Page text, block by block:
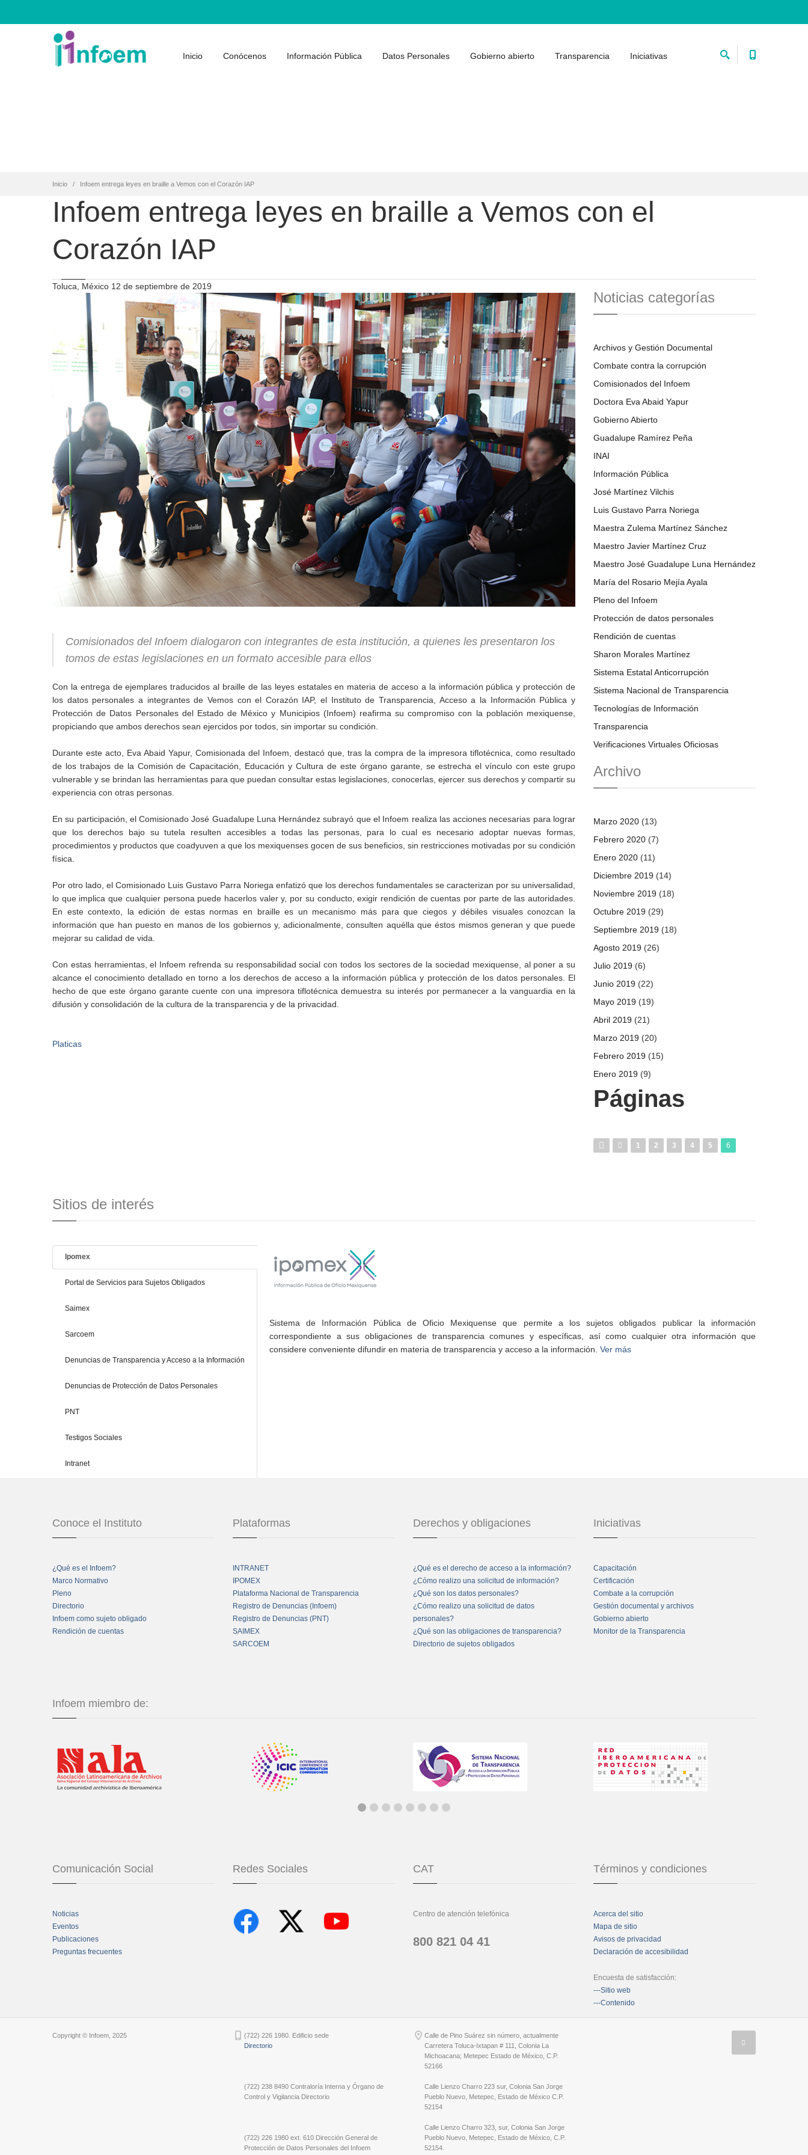
Inicio Conócenos Información Pública Datos Personales Gobierno abierto Transparencia Iniciativas
Inicio Infoem entrega leyes en braille a Vemos con el Corazón IAP
Infoem entrega leyes en braille a Vemos con el
Corazón IAP
Toluca, México 12 de septiembre de 2019
Comisionados del Infoem dialogaron con integrantes de esta institución, a quienes les presentaron los
tomos de estas legislaciones en un formato accesible para ellos
Con la entrega de ejemplares traducidos al braille de las leyes estatales en materia de acceso a la información pública y protección de
los datos personales a integrantes de Vemos con el Corazón IAP, el Instituto de Transparencia, Acceso a la Información Pública y
Protección de Datos Personales del Estado de México y Municipios (Infoem) reafirma su compromiso con la población mexiquense,
propiciando que ambos derechos sean ejercidos por todos, sin importar su condición.
Durante este acto, Eva Abaid Yapur, Comisionada del Infoem, destacó que, tras la compra de la impresora tiflotécnica, como resultado
de los trabajos de la Comisión de Capacitación, Educación y Cultura de este órgano garante, se estrecha el vínculo con este grupo
vulnerable y se brindan las herramientas para que puedan consultar estas legislaciones, conocerlas, ejercer sus derechos y compartir su
experiencia con otras personas.
En su participación, el Comisionado José Guadalupe Luna Hernández subrayó que el Infoem realiza las acciones necesarias para lograr
que los derechos bajo su tutela resulten accesibles a todas las personas, para lo cual es necesario adoptar nuevas formas,
procedimientos y productos que coadyuven a que los mexiquenses gocen de sus beneficios, sin restricciones motivadas por su condición
física.
Por otro lado, el Comisionado Luis Gustavo Parra Noriega enfatizó que los derechos fundamentales se caracterizan por su universalidad,
lo que implica que cualquier persona puede hacerlos valer y, por su conducto, exigir rendición de cuentas por parte de las autoridades.
En este contexto, la edición de estas normas en braille es un mecanismo más para que ciegos y débiles visuales conozcan la
información que han puesto en manos de los gobiernos y, adicionalmente, consulten aquélla que éstos mismos generan y que puede
mejorar su calidad de vida.
Con estas herramientas, el Infoem refrenda su responsabilidad social con todos los sectores de la sociedad mexiquense, al poner a su
alcance el conocimiento detallado en torno a los derechos de acceso a la información pública y protección de los datos personales. El
hecho de que este órgano garante cuente con una impresora tiflotécnica demuestra su interés por permanecer a la vanguardia en la
difusión y consolidación de la cultura de la transparencia y de la privacidad.
Platicas
Noticias categorías
Archivos y Gestión Documental
Combate contra la corrupción
Comisionados del Infoem
Doctora Eva Abaid Yapur
Gobierno Abierto
Guadalupe Ramírez Peña
INAI
Información Pública
José Martínez Vilchis
Luis Gustavo Parra Noriega
Maestra Zulema Martínez Sánchez
Maestro Javier Martínez Cruz
Maestro José Guadalupe Luna Hernández
María del Rosario Mejía Ayala
Pleno del Infoem
Protección de datos personales
Rendición de cuentas
Sharon Morales Martínez
Sistema Estatal Anticorrupción
Sistema Nacional de Transparencia
Tecnologías de Información
Transparencia
Verificaciones Virtuales Oficiosas
Archivo
Marzo 2020 (13)
Febrero 2020 (7)
Enero 2020 (11)
Diciembre 2019 (14)
Noviembre 2019 (18)
Octubre 2019 (29)
Septiembre 2019 (18)
Agosto 2019 (26)
Julio 2019 (6)
Junio 2019 (22)
Mayo 2019 (19)
Abril 2019 (21)
Marzo 2019 (20)
Febrero 2019 (15)
Enero 2019 (9)
Páginas
1 2 3 4 5 6
Sitios de interés
Ipomex
Portal de Servicios para Sujetos Obligados
Saimex
Sarcoem
Denuncias de Transparencia y Acceso a la Información
Denuncias de Protección de Datos Personales
PNT
Testigos Sociales
Intranet
Sistema de Información Pública de Oficio Mexiquense que permite a los sujetos obligados publicar la información
correspondiente a sus obligaciones de transparencia comunes y específicas, así como cualquier otra información que
considere conveniente difundir en materia de transparencia y acceso a la información. Ver más
Conoce el Instituto
¿Qué es el Infoem?
Marco Normativo
Pleno
Directorio
Infoem como sujeto obligado
Rendición de cuentas
Plataformas
INTRANET
IPOMEX
Plataforma Nacional de Transparencia
Registro de Denuncias (Infoem)
Registro de Denuncias (PNT)
SAIMEX
SARCOEM
Derechos y obligaciones
¿Qué es el derecho de acceso a la información?
¿Cómo realizo una solicitud de información?
¿Qué son los datos personales?
¿Cómo realizo una solicitud de datos
personales?
¿Qué son las obligaciones de transparencia?
Directorio de sujetos obligados
Iniciativas
Capacitación
Certificación
Combate a la corrupción
Gestión documental y archivos
Gobierno abierto
Monitor de la Transparencia
Infoem miembro de:
Comunicación Social
Noticias
Eventos
Publicaciones
Preguntas frecuentes
Redes Sociales CAT
Centro de atención telefónica
800 821 04 41
Términos y condiciones
Acerca del sitio
Mapa de sitio
Avisos de privacidad
Declaración de accesibilidad
Encuesta de satisfacción:
---Sitio web
---Contenido
Copyright © Infoem, 2025
(722) 226 1980. Edificio sede
Directorio
(722) 238 8490 Contraloría Interna y Órgano de
Control y Vigilancia Directorio
(722) 226 1980 ext. 610 Dirección General de
Protección de Datos Personales del Infoem
Calle de Pino Suárez sin número, actualmente
Carretera Toluca-Ixtapan # 111, Colonia La
Michoacana; Metepec Estado de México, C.P.
52166
Calle Lienzo Charro 223 sur, Colonia San Jorge
Pueblo Nuevo, Metepec, Estado de México C.P.
52154
Calle Lienzo Charro 323, sur, Colonia San Jorge
Pueblo Nuevo, Metepec, Estado de México, C.P.
52154.